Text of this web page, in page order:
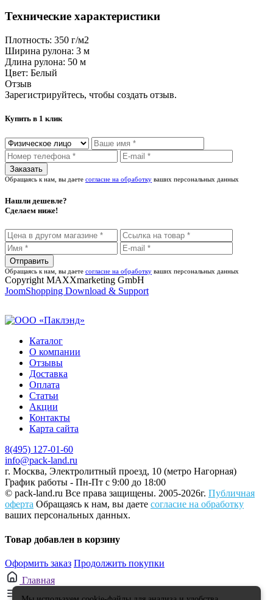
Технические характеристики
Плотность: 350 г/м2
Ширина рулона: 3 м
Длина рулона: 50 м
Цвет: Белый
Отзыв
Зарегистрируйтесь, чтобы создать отзыв.
Купить в 1 клик
Обращаясь к нам, вы даете согласие на обработку ваших персональных данных
Нашли дешевле?
Сделаем ниже!
Обращаясь к нам, вы даете согласие на обработку ваших персональных данных
Copyright MAXXmarketing GmbH
JoomShopping Download & Support
Каталог
О компании
Отзывы
Доставка
Оплата
Статьи
Акции
Контакты
Карта сайта
8(495) 127-01-60
info@pack-land.ru
г. Москва, Электролитный проезд, 10 (метро Нагорная)
График работы - Пн-Пт с 9:00 до 18:00
© pack-land.ru Все права защищены. 2005-2026г. Публичная
оферта Обращаясь к нам, вы даете согласие на обработку
ваших персональных данных.
Товар добавлен в корзину
Оформить заказ Продолжить покупки
Главная
Каталог